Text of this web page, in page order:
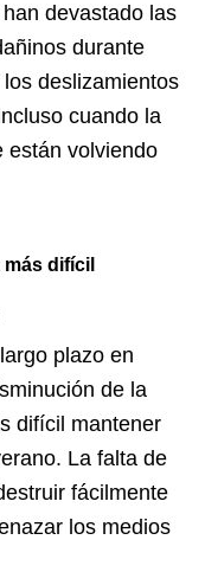
devastado las
durante
deslizamientos
cuando la
están volviendo
más difícil
plazo en
de la
difícil mantener
La falta de
fácilmente
los medios